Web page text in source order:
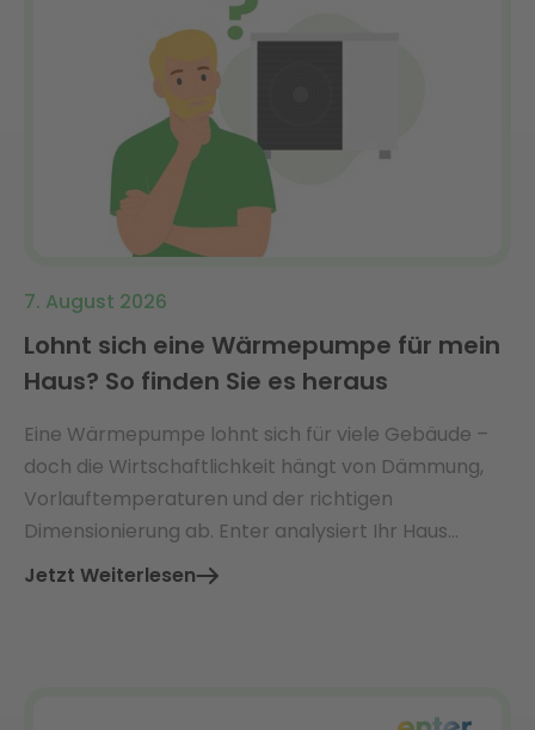
7. August 2026
Lohnt sich eine Wärmepumpe für mein
Haus? So finden Sie es heraus
Eine Wärmepumpe lohnt sich für viele Gebäude –
doch die Wirtschaftlichkeit hängt von Dämmung,
Vorlauftemperaturen und der richtigen
Dimensionierung ab. Enter analysiert Ihr Haus
ganzheitlich und findet die perfekt passende Lösung
Jetzt Weiterlesen